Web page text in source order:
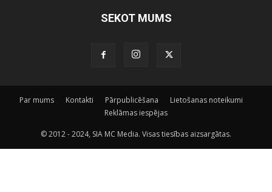
SEKOT MUMS
Par mums Kontakti Pārpublicēšana
Lietošanas noteikumi
Reklāmas iespējas
© 2012 - 2024, SIA MC Media. Visas tiesības aizsargātas.